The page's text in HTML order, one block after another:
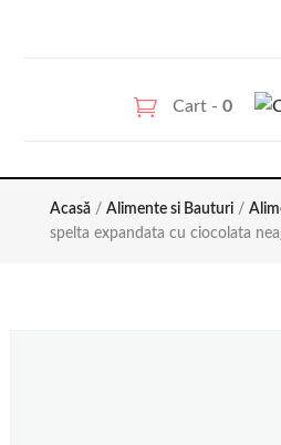
Cart - 0
Acasă/ Alimente si Bauturi/
spelta expandata cu ciocolata